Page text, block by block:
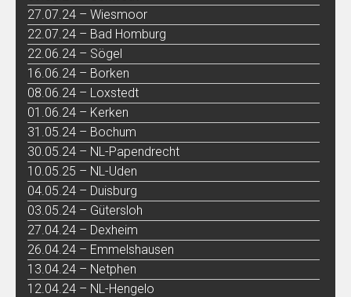
27.07.24 – Wiesmoor
22.07.24 – Bad Homburg
22.06.24 – Sögel
16.06.24 – Borken
08.06.24 – Loxstedt
01.06.24 – Kerken
31.05.24 – Bochum
30.05.24 – NL-Papendrecht
10.05.25 – NL-Uden
04.05.24 – Duisburg
03.05.24 – Gütersloh
27.04.24 – Dexheim
26.04.24 – Emmelshausen
13.04.24 – Netphen
12.04.24 – NL-Hengelo